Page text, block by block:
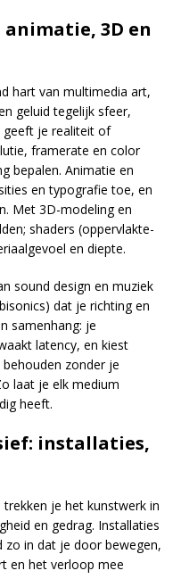
3D en
hart van multimedia art,
geluid tegelijk sfeer,
geeft je realiteit of
framerate en color
bepalen. Animatie en
en typografie toe, en
Met 3D-modeling en
shaders (oppervlakte-
en diepte.
sound design en muziek
dat je richting en
samenhang: je
latency, en kiest
zonder je
laat je elk medium
heeft.
installaties,
je het kunstwerk in
en gedrag. Installaties
zo in dat je door bewegen,
en het verloop mee